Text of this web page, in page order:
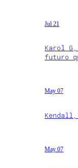
Jul 21
Karol
futuro
May 07
May 07